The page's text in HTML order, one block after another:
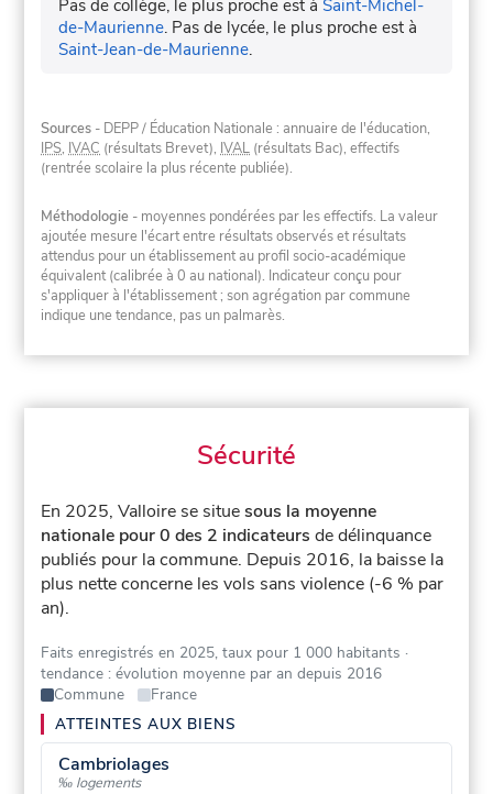
Pas de collège, le plus proche est àSaint-Michel-
de-Maurienne. Pas de lycée, le plus proche est à
Saint-Jean-de-Maurienne.
Sources - DEPP / Éducation Nationale : annuaire de l'éducation,
IPS, IVAC (résultats Brevet), IVAL (résultats Bac), effectifs
(rentrée scolaire la plus récente publiée).
Méthodologie - moyennes pondérées par les effectifs. La valeur
ajoutée mesure l'écart entre résultats observés et résultats
attendus pour un établissement au profil socio-académique
équivalent (calibrée à 0 au national). Indicateur conçu pour
s'appliquer à l'établissement ; son agrégation par commune
indique une tendance, pas un palmarès.
Sécurité
En 2025, Valloire se situesous la moyenne
nationale pour 0 des 2 indicateurs de délinquance
publiés pour la commune. Depuis 2016, la baisse la
plus nette concerne les vols sans violence (-6 % par
an).
Faits enregistrés en 2025, taux pour 1 000 habitants ·
tendance : évolution moyenne par an depuis 2016
Commune
France
ATTEINTES AUX BIENS
Cambriolages
‰ logements